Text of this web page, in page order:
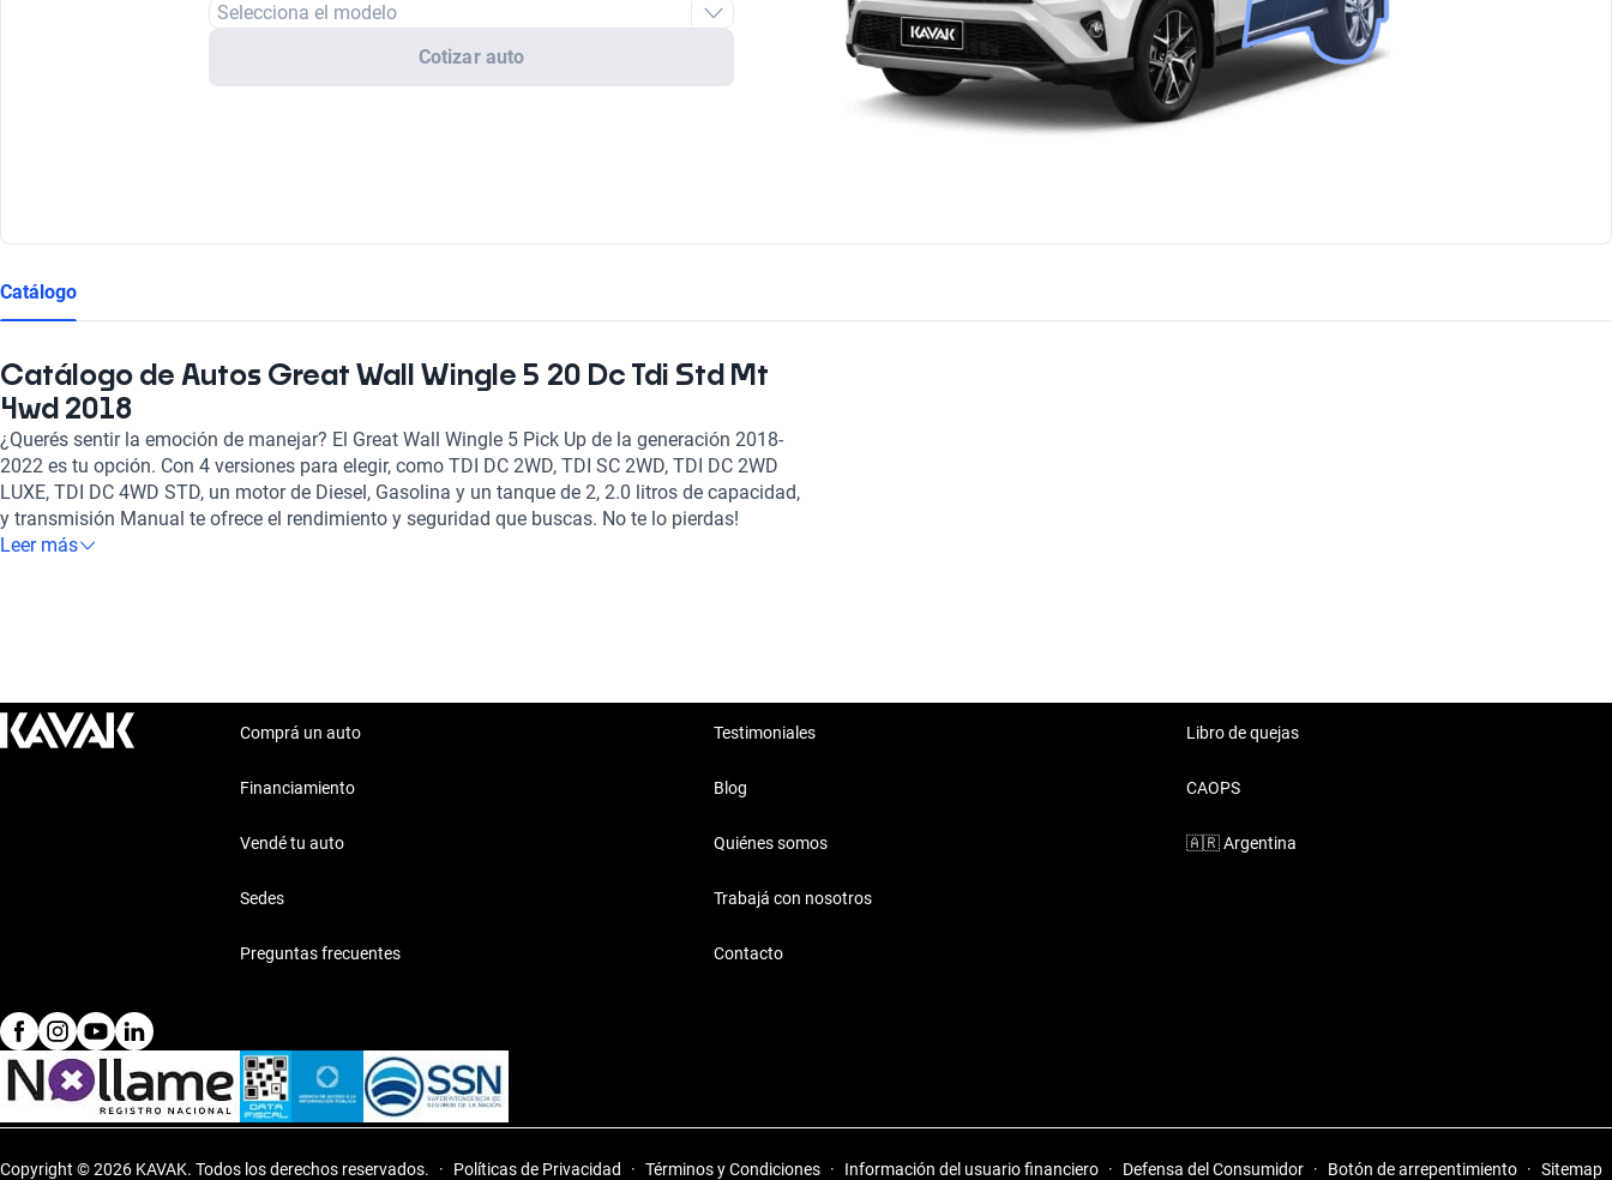
Selecciona el modelo
Cotizar auto
Catálogo
Catálogo de Autos Great Wall Wingle 5 20 Dc Tdi Std Mt
4wd 2018
¿Querés sentir la emoción de manejar? El Great Wall Wingle 5 Pick Up de la generación 2018-
2022 es tu opción. Con 4 versiones para elegir, como TDI DC 2WD, TDI SC 2WD, TDI DC 2WD
LUXE, TDI DC 4WD STD, un motor de Diesel, Gasolina y un tanque de 2, 2.0 litros de capacidad,
y transmisión Manual te ofrece el rendimiento y seguridad que buscas. No te lo pierdas!
Leer más
Comprá un auto
Financiamiento
Vendé tu auto
Sedes
Preguntas frecuentes
Testimoniales
Blog
Quiénes somos
Trabajá con nosotros
Contacto
Libro de quejas
CAOPS
🇦🇷 Argentina
Copyright © 2026 KAVAK. Todos los derechos reservados. · Políticas de Privacidad · Términos y Condiciones · Información del usuario financiero · Defensa del Consumidor · Botón de arrepentimiento · Sitemap